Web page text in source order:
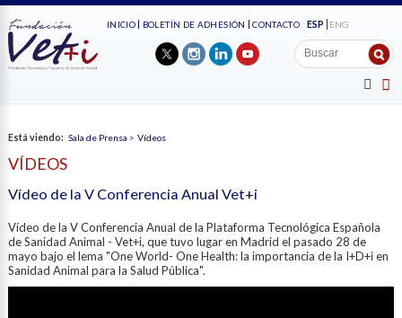
INICIO BOLETÍN DE ADHESIÓN CONTACTO ESP ENG
Está viendo: Sala de Prensa > Vídeos
VÍDEOS
Vídeo de la V Conferencia Anual Vet+i
Vídeo de la V Conferencia Anual de la Plataforma Tecnológica Española
de Sanidad Animal - Vet+i, que tuvo lugar en Madrid el pasado 28 de
mayo bajo el lema "One World- One Health: la importancia de la I+D+i en
Sanidad Animal para la Salud Pública".